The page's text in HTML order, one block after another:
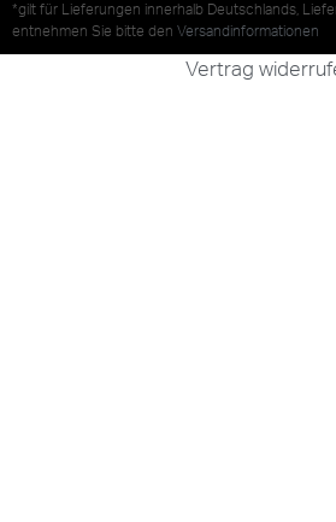
*gilt für Lieferungen innerhalb Deutschlands,
entnehmen Sie bitte den Versandinformationen
Vertrag